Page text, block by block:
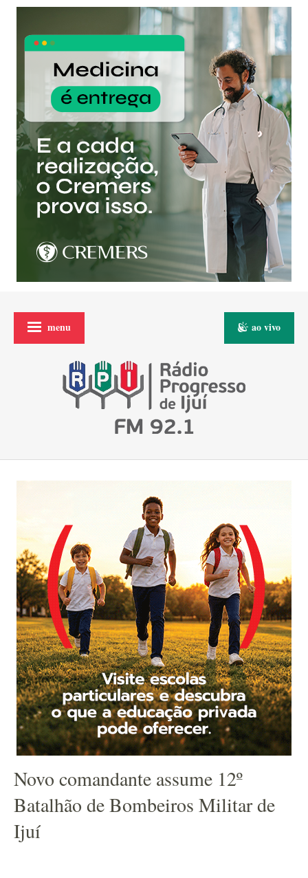
menu ao vivo
Novo comandante assume 12º
Batalhão de Bombeiros Militar de
Ijuí